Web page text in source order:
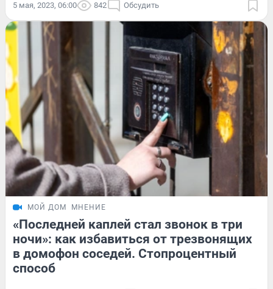
5 мая, 2023, 06:00 842 Обсудить
МОЙ ДОМ МНЕНИЕ
«Последней каплей стал звонок в три
ночи»: как избавиться от трезвонящих
в домофон соседей. Стопроцентный
способ